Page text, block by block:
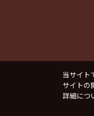
当サイト
サイトの
詳細につ